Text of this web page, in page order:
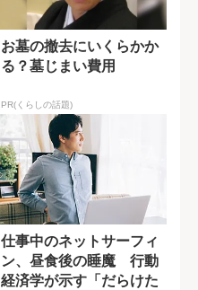
お墓の撤去にいくらかか
る？墓じまい費用
PR(くらしの話題)
仕事中のネットサーフィ
ン、昼食後の睡魔 行動
経済学が示す「だらけた